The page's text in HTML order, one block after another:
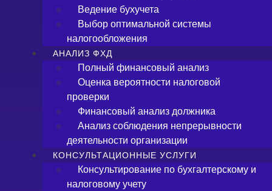
Ведение бухучета
Выбор оптимальной системы
налогообложения
АНАЛИЗ ФХД
Полный финансовый анализ
Оценка вероятности налоговой
проверки
Финансовый анализ должника
Анализ соблюдения непрерывности
деятельности организации
КОНСУЛЬТАЦИОННЫЕ УСЛУГИ
Консультирование по бухгалтерскому и
налоговому учету